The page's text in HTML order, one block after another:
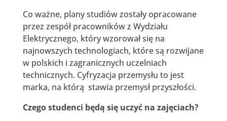
Co ważne, plany studiów zostały opracowane
przez zespół pracowników z Wydziału
Elektrycznego, który wzorował się na
najnowszych technologiach, które są rozwijane
w polskich i zagranicznych uczelniach
technicznych. Cyfryzacja przemysłu to jest
marka, na którą stawia przemysł przyszłości.
Czego studenci będą się uczyć na zajęciach?